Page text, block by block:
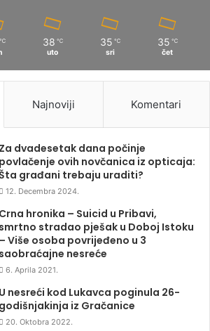
℃ 38 ℃
uto
35 ℃
sri
35 ℃
čet
Najnoviji Komentari
Za dvadesetak dana počinje
povlačenje ovih novčanica iz opticaja:
građani trebaju uraditi?
12. Decembra 2024.
Crna hronika – Suicid u Pribavi,
smrtno stradao pješak u Doboj Istoku
– Više osoba povrijeđeno u 3
saobraćajne nesreće
6. Aprila 2021.
U nesreći kod Lukavca poginula 26-
godišnjakinja iz Gračanice
20. Oktobra 2022.